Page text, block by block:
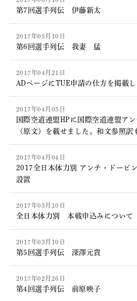
第7回選手列伝 伊藤新太
2017年05月10日
第6回選手列伝 我妻 猛
2017年04月21日
ADページにTUE申請の仕方を掲載し
2017年04月05日
国際空道連盟HPに国際空道連盟ア
（原文）を載せました。和文参照訳
2017年04月04日
2017全日本体力別 アンチ・ドーピ
設置
2017年03月10日
全日本体力別 本戦申込みについて
2017年03月10日
第5回選手列伝 深澤元貴
2017年02月26日
第4回選手列伝 前原映子